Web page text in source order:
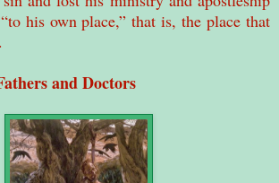
his own place,” that is, the place that
and Doctors